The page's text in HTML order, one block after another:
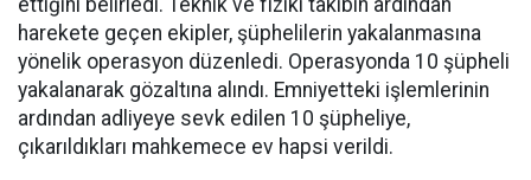
ettiğini belirledi. Teknik ve fiziki takibin ardından
harekete geçen ekipler, şüphelilerin yakalanmasına
yönelik operasyon düzenledi. Operasyonda 10 şüpheli
yakalanarak gözaltına alındı. Emniyetteki işlemlerinin
ardından adliyeye sevk edilen 10 şüpheliye,
çıkarıldıkları mahkemece ev hapsi verildi.